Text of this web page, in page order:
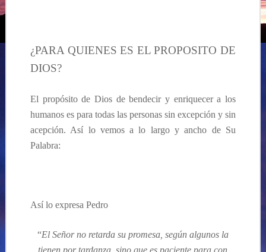
¿PARA QUIENES ES EL PROPOSITO DE
DIOS?
El propósito de Dios de bendecir y enriquecer a los
humanos es para todas las personas sin excepción y sin
acepción. Así lo vemos a lo largo y ancho de Su
Palabra:
Así lo expresa Pedro
“El Señor no retarda su promesa, según algunos la
tienen por tardanza, sino que es paciente para con